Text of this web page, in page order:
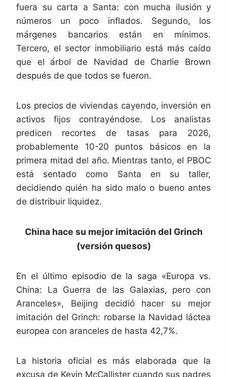
fuera su carta a Santa: con mucha ilusión y
números un poco inflados. Segundo, los
márgenes bancarios están en mínimos.
Tercero, el sector inmobiliario está más caído
que el árbol de Navidad de Charlie Brown
después de que todos se fueron.
Los precios de viviendas cayendo, inversión en
activos fijos contrayéndose. Los analistas
predicen recortes de tasas para 2026,
probablemente 10-20 puntos básicos en la
primera mitad del año. Mientras tanto, el PBOC
está sentado como Santa en su taller,
decidiendo quién ha sido malo o bueno antes
de distribuir liquidez.
China hace su mejor imitación del Grinch
(versión quesos)
En el último episodio de la saga «Europa vs.
China: La Guerra de las Galaxias, pero con
Aranceles», Beijing decidió hacer su mejor
imitación del Grinch: robarse la Navidad láctea
europea con aranceles de hasta 42,7%.
La historia oficial es más elaborada que la
excusa de Kevin McCallister cuando sus padres